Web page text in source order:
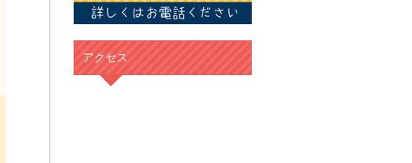
アクセス